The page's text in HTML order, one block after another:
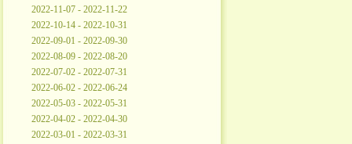
2022-11-07 - 2022-11-22
2022-10-14 - 2022-10-31
2022-09-01 - 2022-09-30
2022-08-09 - 2022-08-20
2022-07-02 - 2022-07-31
2022-06-02 - 2022-06-24
2022-05-03 - 2022-05-31
2022-04-02 - 2022-04-30
2022-03-01 - 2022-03-31